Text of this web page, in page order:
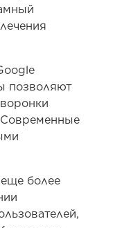
позволяют
Современные
еще более